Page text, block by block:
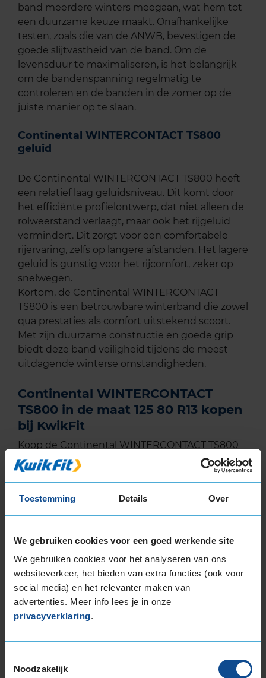
Toestemming Details Over
We gebruiken cookies voor een goed werkende site
We gebruiken cookies voor het analyseren van ons
websiteverkeer, het bieden van extra functies (ook voor
social media) en het relevanter maken van
advertenties. Meer info lees je in onze
privacyverklaring.
Noodzakelijk
band meerdere winters meegaan, wat hem tot
een duurzame keuze maakt. Onafhankelijke
testen, zoals die van de ANWB, bevestigen de
goede slijtvastheid van de band. Om de
levensduur te maximaliseren, is het belangrijk
om de bandenspanning regelmatig te
controleren en de banden in de zomer op de
juiste manier op te slaan.
Continental WINTERCONTACT TS800
geluid
De Continental WINTERCONTACT TS800 heeft
een relatief laag geluidsniveau. Dit komt door
het efficiënte profielontwerp, dat niet alleen de
rolweerstand verlaagt, maar ook het rijgeluid
vermindert. Dit zorgt voor een comfortabele
rijervaring, zelfs op langere afstanden. Het lagere
geluid is gunstig voor het rijcomfort, zeker op
snelwegen.
Kortom, de Continental WINTERCONTACT
TS800 is een betrouwbare winterband die zowel
qua prestaties als comfort uitstekend scoort.
Met zijn duurzame constructie en goede grip
biedt deze band veiligheid tijdens de meest
uitdagende winterse omstandigheden.
Continental WINTERCONTACT
TS800 in de maat 125 80 R13 kopen
bij KwikFit
Koop de Continental WINTERCONTACT TS800
in de maat 125 80 R13 eenvoudig online en plan
ook gelijk online je montageafspraak in bij jouw
EU Bandenlabel
Continental
125/80R13 65 T